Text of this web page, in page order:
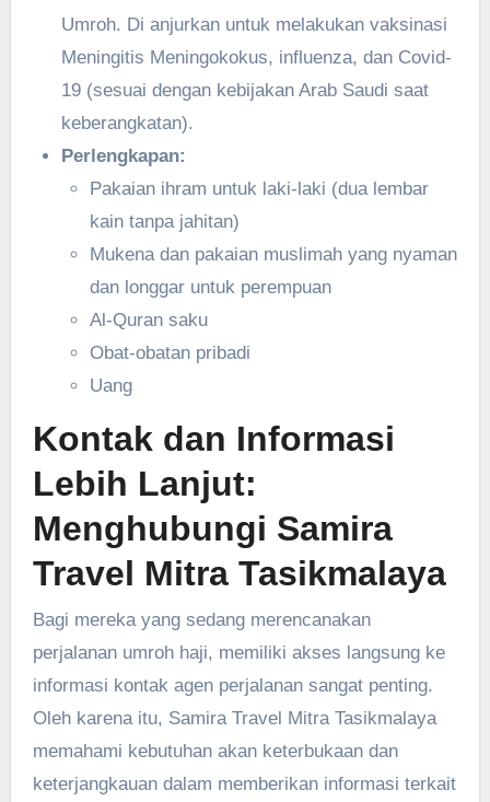
Umroh. Di anjurkan untuk melakukan vaksinasi
Meningitis Meningokokus, influenza, dan Covid-
19 (sesuai dengan kebijakan Arab Saudi saat
keberangkatan).
Perlengkapan:
Pakaian ihram untuk laki-laki (dua lembar
kain tanpa jahitan)
Mukena dan pakaian muslimah yang nyaman
dan longgar untuk perempuan
Al-Quran saku
Obat-obatan pribadi
Uang
Kontak dan Informasi
Lebih Lanjut:
Menghubungi Samira
Travel Mitra Tasikmalaya
Bagi mereka yang sedang merencanakan
perjalanan umroh haji, memiliki akses langsung ke
informasi kontak agen perjalanan sangat penting.
Oleh karena itu, Samira Travel Mitra Tasikmalaya
memahami kebutuhan akan keterbukaan dan
keterjangkauan dalam memberikan informasi terkait